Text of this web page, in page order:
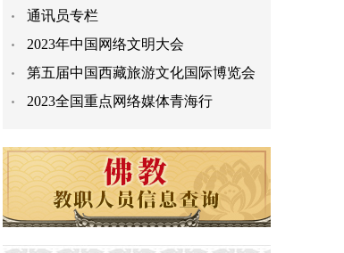
通讯员专栏
2023年中国网络文明大会
第五届中国西藏旅游文化国际博览会
2023全国重点网络媒体青海行